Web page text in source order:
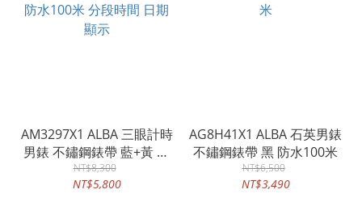
AM3297X1 ALBA 三眼計時
男錶 不鏽鋼錶帶 藍+黃 防
水100米 分段時間 日期顯
示
NT$8,300
NT$5,800
AG8H41X1 ALBA 石英男錶
不鏽鋼錶帶 黑 防水100米
NT$6,500
NT$3,490